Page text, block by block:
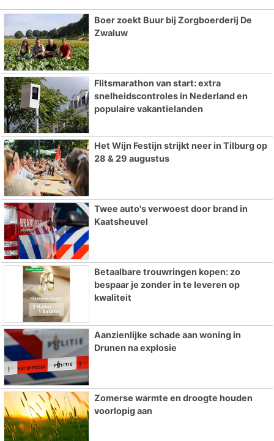
Boer zoekt Buur bij Zorgboerderij De
Zwaluw
Flitsmarathon van start: extra
snelheidscontroles in Nederland en
populaire vakantielanden
Het Wijn Festijn strijkt neer in Tilburg op
28 & 29 augustus
Twee auto's verwoest door brand in
Kaatsheuvel
Betaalbare trouwringen kopen: zo
bespaar je zonder in te leveren op
kwaliteit
Aanzienlijke schade aan woning in
Drunen na explosie
Zomerse warmte en droogte houden
voorlopig aan